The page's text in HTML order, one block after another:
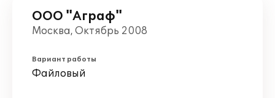
ООО "Аграф"
Москва, Октябрь 2008
Вариант работы
Файловый